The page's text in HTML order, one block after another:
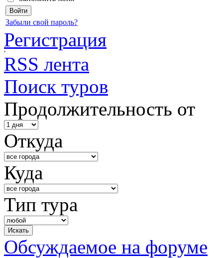
Забыли свой пароль?
Регистрация
RSS лента
Поиск туров
Продолжительность от
Откуда
Куда
Тип тура
Обсуждаемое на форуме